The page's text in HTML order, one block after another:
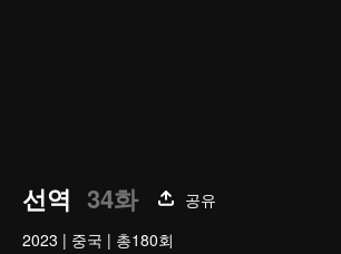
선역 34화
공유
2023 | 중국 | 총180회